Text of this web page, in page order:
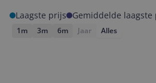
Laagste prijs
Gemiddelde laagste
1m 3m 6m Jaar Alles